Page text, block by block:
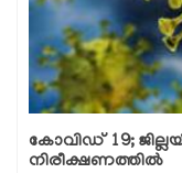
കോവിഡ് 19;
നിരീക്ഷണത്തില്‍